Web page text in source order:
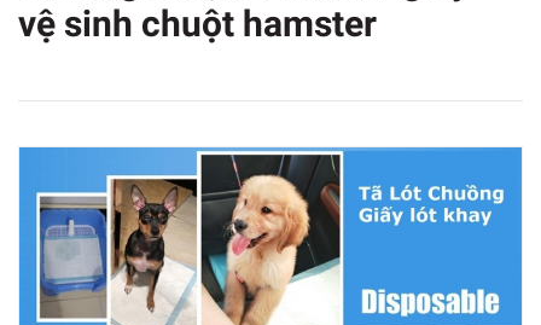
vệ sinh chuột hamster